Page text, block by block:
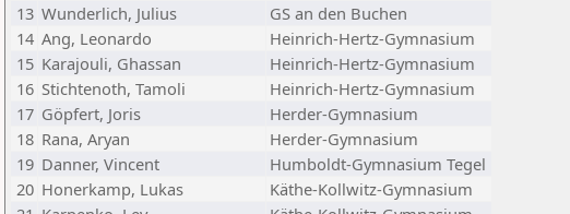
13 Wunderlich, Julius
GS an den Buchen
14 Ang, Leonardo
Heinrich-Hertz-Gymnasium
15 Karajouli, Ghassan
Heinrich-Hertz-Gymnasium
16 Stichtenoth, Tamoli
Heinrich-Hertz-Gymnasium
17 Göpfert, Joris
Herder-Gymnasium
18 Rana, Aryan
Herder-Gymnasium
19 Danner, Vincent
Humboldt-Gymnasium Tegel
20 Honerkamp, Lukas
Käthe-Kollwitz-Gymnasium